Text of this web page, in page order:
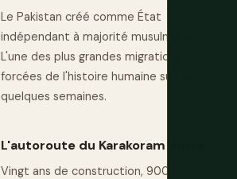
Le Pakistan créé comme État
indépendant à majorité musulmane.
L'une des plus grandes migrations
forcées de l'histoire humaine suit en
quelques semaines.
L'autoroute du Karakoram ouvre
Vingt ans de construction, 900